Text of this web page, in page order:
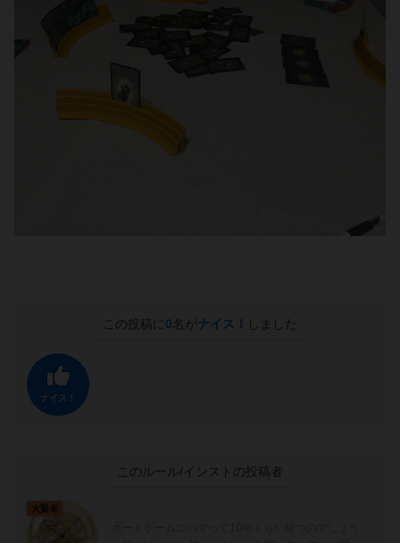
この投稿に 0名がナイス！ しました
ナイス！
このルール/インストの投稿者
大賢者